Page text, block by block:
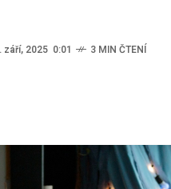
září, 2025 0:01 3 MIN ČTENÍ